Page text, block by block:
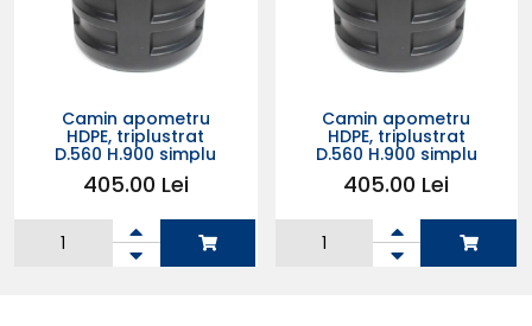
Camin apometru
HDPE, triplustrat
D.560 H.900 simplu
405.00 Lei
Camin apometru
HDPE, triplustrat
D.560 H.900 simplu
405.00 Lei